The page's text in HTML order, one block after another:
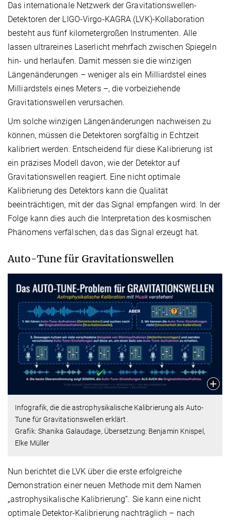
Das internationale Netzwerk der Gravitationswellen-
Detektoren der LIGO-Virgo-KAGRA (LVK)-Kollaboration
besteht aus fünf kilometergroßen Instrumenten. Alle
lassen ultrareines Laserlicht mehrfach zwischen Spiegeln
hin- und herlaufen. Damit messen sie die winzigen
Längenänderungen – weniger als ein Milliardstel eines
Milliardstels eines Meters –, die vorbeiziehende
Gravitationswellen verursachen.
Um solche winzigen Längenänderungen nachweisen zu
können, müssen die Detektoren sorgfältig in Echtzeit
kalibriert werden. Entscheidend für diese Kalibrierung ist
ein präzises Modell davon, wie der Detektor auf
Gravitationswellen reagiert. Eine nicht optimale
Kalibrierung des Detektors kann die Qualität
beeinträchtigen, mit der das Signal empfangen wird. In der
Folge kann dies auch die Interpretation des kosmischen
Phänomens verfälschen, das das Signal erzeugt hat.
Auto-Tune für Gravitationswellen
Infografik, die die astrophysikalische Kalibrierung als Auto-
Tune für Gravitationswellen erklärt.
Grafik: Shanika Galaudage, Übersetzung: Benjamin Knispel,
Elke Müller
Nun berichtet die LVK über die erste erfolgreiche
Demonstration einer neuen Methode mit dem Namen
„astrophysikalische Kalibrierung“. Sie kann eine nicht
optimale Detektor-Kalibrierung nachträglich – nach